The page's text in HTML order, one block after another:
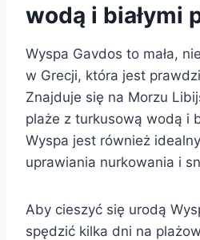
wodą i białymi
Wyspa Gavdos to mała,
w Grecji, która jest
Znajduje się na Morzu
plaże z turkusową wodą i
Wyspa jest również
uprawiania nurkowania i
Aby cieszyć się urodą
spędzić kilka dni na